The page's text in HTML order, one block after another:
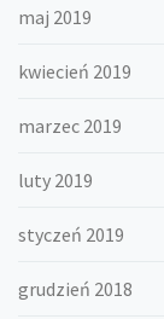
maj 2019
kwiecień 2019
marzec 2019
luty 2019
styczeń 2019
grudzień 2018